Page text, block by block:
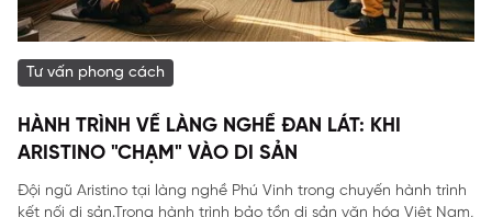
Tư vấn phong cách
HÀNH TRÌNH VỀ LÀNG NGHỀ ĐAN LÁT: KHI
ARISTINO "CHẠM" VÀO DI SẢN
Đội ngũ Aristino tại làng nghề Phú Vinh trong chuyến hành trình
kết nối di sản.Trong hành trình bảo tồn di sản văn hóa Việt Nam,